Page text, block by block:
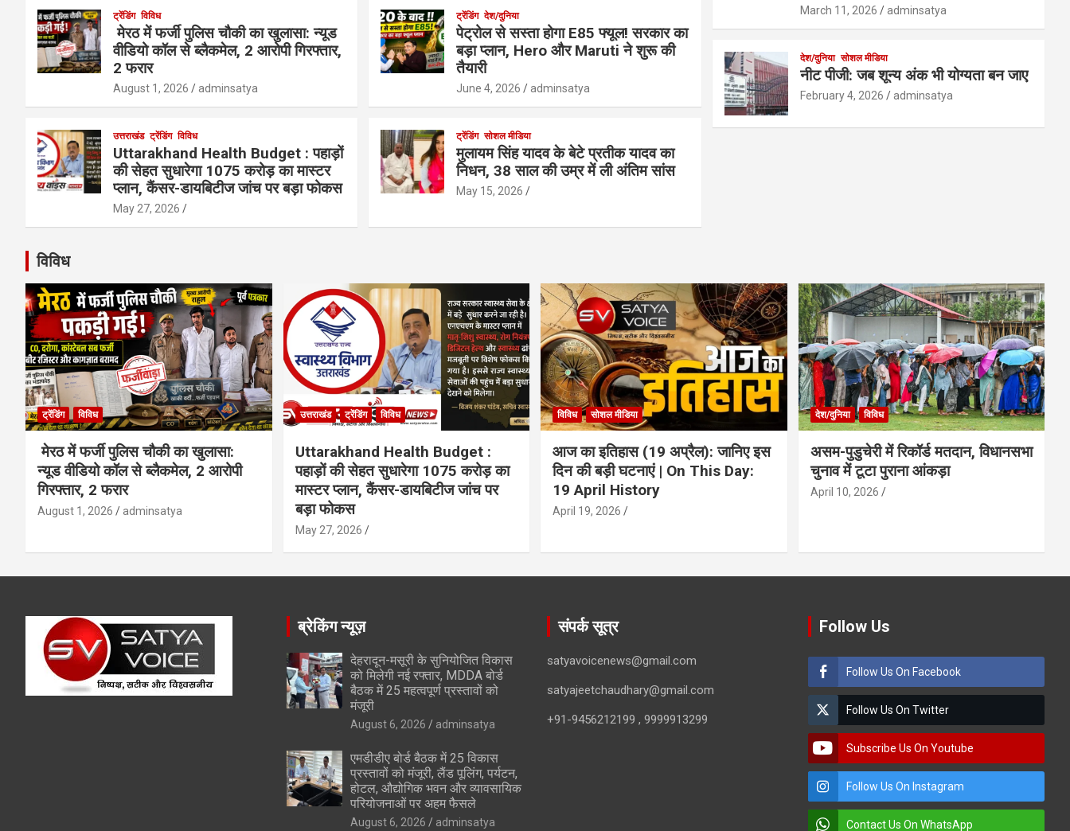
ट्रेंडिंग विविध
मेरठ में फर्जी पुलिस चौकी का खुलासा: न्यूड
वीडियो कॉल से ब्लैकमेल, 2 आरोपी गिरफ्तार,
2 फरार
August 1, 2026 adminsatya
ट्रेंडिंग देश/दुनिया
पेट्रोल से सस्ता होगा E85 फ्यूल! सरकार का
बड़ा प्लान, Hero और Maruti ने शुरू की
तैयारी
June 4, 2026 adminsatya
उत्तराखंड ट्रेंडिंग विविध
Uttarakhand Health Budget : पहाड़ों
की सेहत सुधारेगा 1075 करोड़ का मास्टर
प्लान, कैंसर-डायबिटीज जांच पर बड़ा फोकस
May 27, 2026
ट्रेंडिंग सोशल मीडिया
मुलायम सिंह यादव के बेटे प्रतीक यादव का
निधन, 38 साल की उम्र में ली अंतिम सांस
May 15, 2026
March 11, 2026 adminsatya
देश/दुनिया सोशल मीडिया
नीट पीजी: जब शून्य अंक भी योग्यता बन जाए
February 4, 2026 adminsatya
विविध
ट्रेंडिंग विविध
मेरठ में फर्जी पुलिस चौकी का खुलासा:
न्यूड वीडियो कॉल से ब्लैकमेल, 2 आरोपी
गिरफ्तार, 2 फरार
August 1, 2026 adminsatya
उत्तराखंड ट्रेंडिंग विविध
Uttarakhand Health Budget :
पहाड़ों की सेहत सुधारेगा 1075 करोड़ का
मास्टर प्लान, कैंसर-डायबिटीज जांच पर
बड़ा फोकस
May 27, 2026
विविध सोशल मीडिया
आज का इतिहास (19 अप्रैल): जानिए इस
दिन की बड़ी घटनाएं | On This Day:
19 April History
April 19, 2026
देश/दुनिया विविध
असम-पुडुचेरी में रिकॉर्ड मतदान, विधानसभा
चुनाव में टूटा पुराना आंकड़ा
April 10, 2026
ब्रेकिंग न्यूज़
देहरादून-मसूरी के सुनियोजित विकास
को मिलेगी नई रफ्तार, MDDA बोर्ड
बैठक में 25 महत्वपूर्ण प्रस्तावों को
मंजूरी
August 6, 2026 adminsatya
एमडीडीए बोर्ड बैठक में 25 विकास
प्रस्तावों को मंजूरी, लैंड पूलिंग, पर्यटन,
होटल, औद्योगिक भवन और व्यावसायिक
परियोजनाओं पर अहम फैसले
August 6, 2026 adminsatya
संपर्क सूत्र
satyavoicenews@gmail.com
satyajeetchaudhary@gmail.com
+91-9456212199 , 9999913299
Follow Us
Follow Us On Facebook
Follow Us On Twitter
Subscribe Us On Youtube
Follow Us On Instagram
Contact Us On WhatsApp